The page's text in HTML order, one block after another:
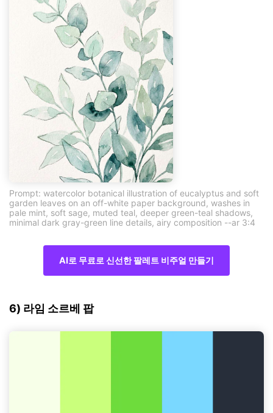
Prompt: watercolor botanical illustration of eucalyptus and soft
garden leaves on an off-white paper background, washes in
pale mint, soft sage, muted teal, deeper green-teal shadows,
minimal dark gray-green line details, airy composition --ar 3:4
AI로 무료로 신선한 팔레트 비주얼 만들기
6) 라임 소르베 팝